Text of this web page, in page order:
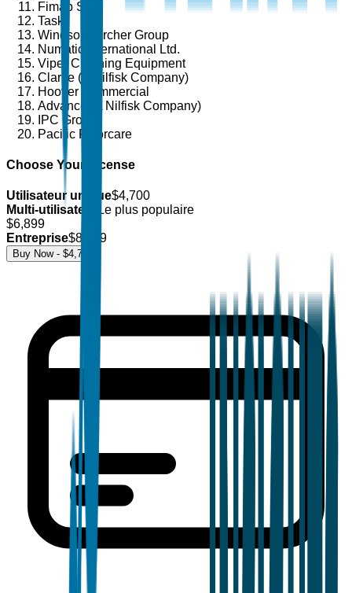
Fimap SpA
Taski
Windsor Kärcher Group
Numatic International Ltd.
Viper Cleaning Equipment
Clarke (A Nilfisk Company)
Hoover Commercial
Advance (A Nilfisk Company)
IPC Group
Pacific Floorcare
Choose Your License
Utilisateur unique$4,700
Multi-utilisateur
Le plus populaire
$6,899
Entreprise$8,499
Buy Now - $4,700